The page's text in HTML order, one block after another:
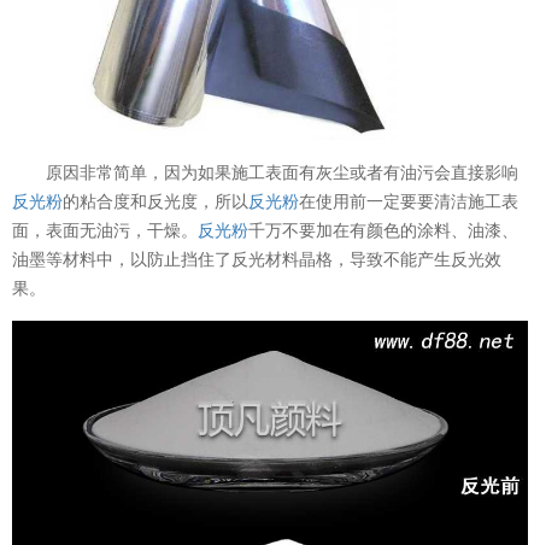
原因非常简单，因为如果施工表面有灰尘或者有油污会直接影响
反光粉的粘合度和反光度，所以 反光粉在使用前一定要要清洁施工表
面，表面无油污，干燥。
反光粉千万不要加在有颜色的涂料、油漆、
油墨等材料中，以防止挡住了反光材料晶格，导致不能产生反光效
果。